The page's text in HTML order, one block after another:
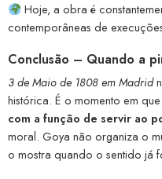
Hoje, a obra é
contemporâneas de
Conclusão – Quando a
3 de Maio de 1808 em Madrid
histórica. É o momento em
com a função de servir ao
moral. Goya não organiza o
o mostra quando o sentido já